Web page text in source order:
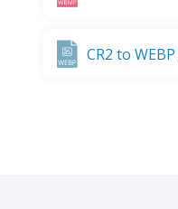
CR2 to WEBP